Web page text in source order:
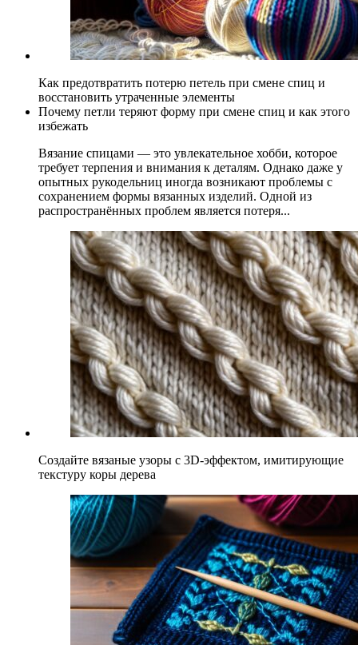
Как предотвратить потерю петель при смене спиц и
восстановить утраченные элементы
Почему петли теряют форму при смене спиц и как этого
избежать
Вязание спицами — это увлекательное хобби, которое
требует терпения и внимания к деталям. Однако даже у
опытных рукодельниц иногда возникают проблемы с
сохранением формы вязанных изделий. Одной из
распространённых проблем является потеря...
Создайте вязаные узоры с 3D-эффектом, имитирующие
текстуру коры дерева